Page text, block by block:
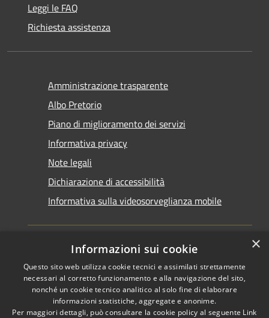
Leggi le FAQ
Richiesta assistenza
Amministrazione trasparente
Albo Pretorio
Piano di miglioramento dei servizi
Informativa privacy
Note legali
Dichiarazione di accessibilità
Informativa sulla videosorveglianza mobile
RSS
Accessibilità
Copyright © 2026 • Comune di
Taranto • Powered by
Municipium•Accesso
×
Informazioni sui cookie
Questo sito web utilizza cookie tecnici e assimilati strettamente
necessari al corretto funzionamento e alla navigazione del sito,
nonché un cookie tecnico analitico al solo fine di elaborare
informazioni statistiche, aggregate e anonime.
Per maggiori dettagli, può consultare la cookie policy al seguente Link